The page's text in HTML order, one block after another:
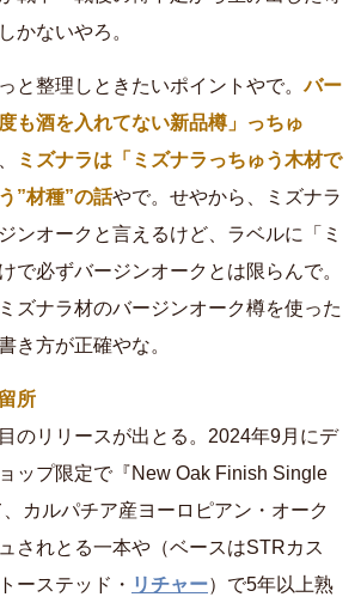
かないやろ。
と整理しときたいポイントやで。バー
も酒を入れてない新品樽」っちゅ
ミズナラは「ミズナラっちゅう木材で
”材種”の話やで。せやから、ミズナラ
ンオークと言えるけど、ラベルに「ミ
で必ずバージンオークとは限らんで。
ズナラ材のバージンオーク樽を使った
き方が正確やな。
所
のリリースが出とる。2024年9月にデ
ップ限定で『New Oak Finish Single
カルパチア産ヨーロピアン・オーク
されとる一本や（ベースはSTRカス
ーステッド・ リチャー）で5年以上熟